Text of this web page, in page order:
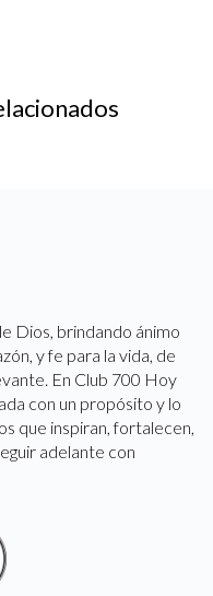
Dios, brindando ánimo
y fe para la vida, de
En Club 700 Hoy
con un propósito y lo
que inspiran, fortalecen,
adelante con